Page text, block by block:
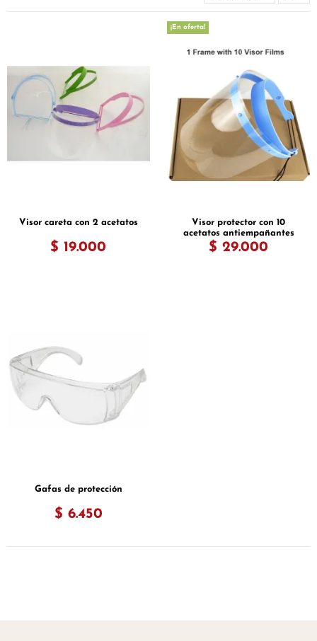
Visor careta con 2 acetatos
$ 19.000
¡En oferta!
Visor protector con 10
acetatos antiempañantes
$ 29.000
Gafas de protección
$ 6.450